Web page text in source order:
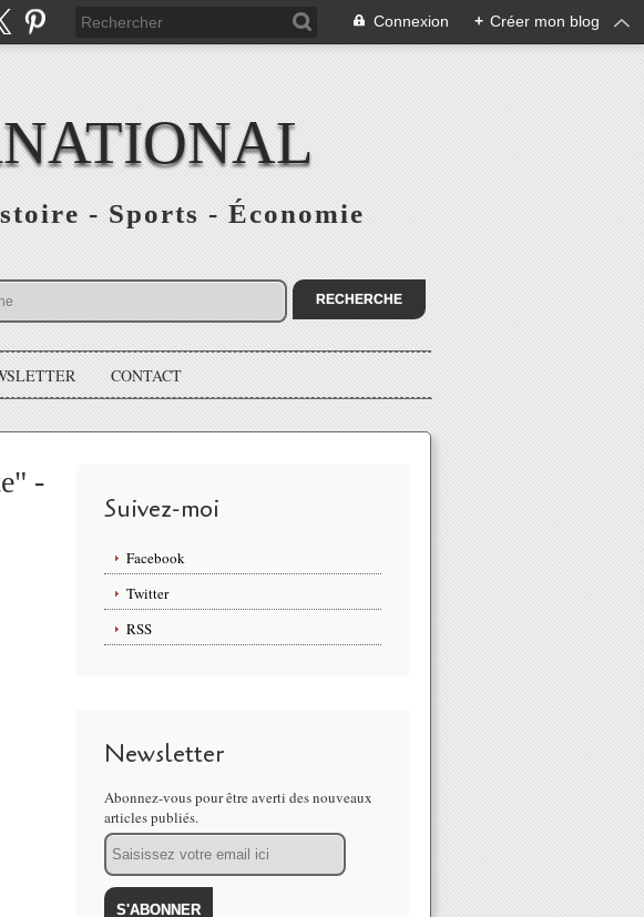
Connexion + Créer mon blog
- Sports - Économie
CONTACT
-
Suivez-moi
Facebook
Twitter
RSS
Newsletter
Abonnez-vous pour être averti des nouveaux
articles publiés.
Email